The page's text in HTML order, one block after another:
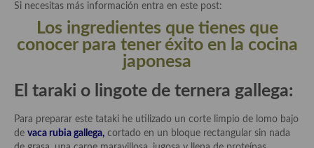
Carne
Pescado y Marisco
Postres con frutas
Si necesitas más información entra en este post:
Los ingredientes que tienes que
conocer para tener éxito en la cocina
japonesa
El taraki o lingote de ternera gallega:
Para preparar este tataki he utilizado un corte limpio de lomo bajo
de vaca rubia gallega, cortado en un bloque rectangular sin nada